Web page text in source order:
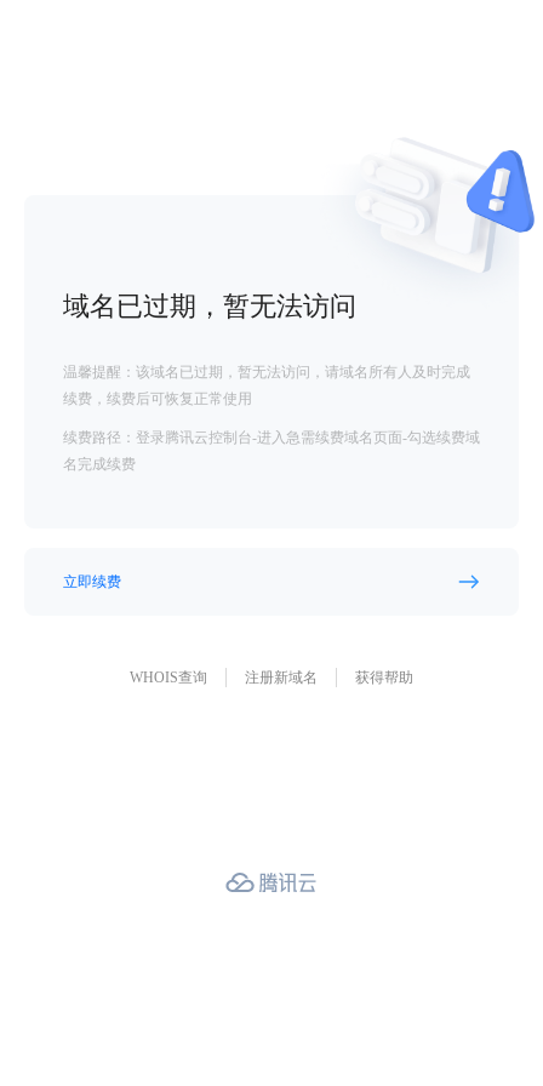
域名已过期，暂无法访问
温馨提醒：该域名已过期，暂无法访问，请域名所有人及时完成
续费，续费后可恢复正常使用
续费路径：登录腾讯云控制台-进入急需续费域名页面-勾选续费域
名完成续费
立即续费
WHOIS查询 注册新域名 获得帮助